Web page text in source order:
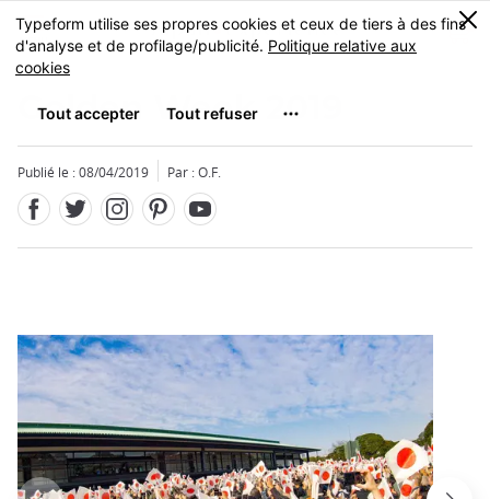
Skip
to
main
MENU
0
Golden Week 2019
Publié le : 08/04/2019 Par : O.F.
Fermer